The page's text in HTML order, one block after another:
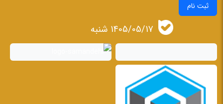
ثبت نام
1405/05/17 شنبه